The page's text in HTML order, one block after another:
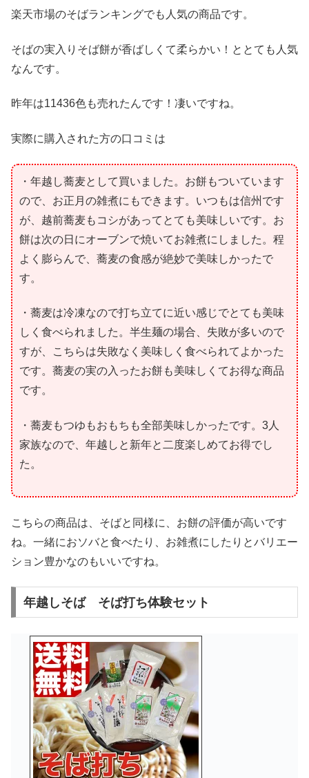
楽天市場のそばランキングでも人気の商品です。
そばの実入りそば餅が香ばしくて柔らかい！ととても人気
なんです。
昨年は11436色も売れたんです！凄いですね。
実際に購入された方の口コミは
・年越し蕎麦として買いました。お餅もついています
ので、お正月の雑煮にもできます。いつもは信州です
が、越前蕎麦もコシがあってとても美味しいです。お
餅は次の日にオーブンで焼いてお雑煮にしました。程
よく膨らんで、蕎麦の食感が絶妙で美味しかったで
す。
・蕎麦は冷凍なので打ち立てに近い感じでとても美味
しく食べられました。半生麺の場合、失敗が多いので
すが、こちらは失敗なく美味しく食べられてよかった
です。蕎麦の実の入ったお餅も美味しくてお得な商品
です。
・蕎麦もつゆもおもちも全部美味しかったです。3人
家族なので、年越しと新年と二度楽しめてお得でし
た。
こちらの商品は、そばと同様に、お餅の評価が高いです
ね。一緒におソバと食べたり、お雑煮にしたりとバリエー
ション豊かなのもいいですね。
年越しそば そば打ち体験セット